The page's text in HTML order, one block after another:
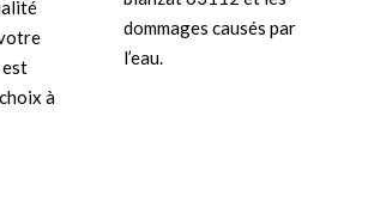
est
à
dommages causés par
l’eau.